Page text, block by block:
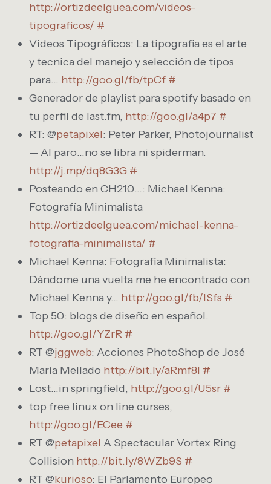
http://ortizdeelguea.com/videos-
tipograficos/ #
Videos Tipográficos: La tipografia es el arte
y tecnica del manejo y selección de tipos
para… http://goo.gl/fb/tpCf #
Generador de playlist para spotify basado en
tu perfil de last.fm, http://goo.gl/a4p7 #
RT: @petapixel: Peter Parker, Photojournalist
— Al paro…no se libra ni spiderman.
http://j.mp/dq8G3G #
Posteando en CH210…: Michael Kenna:
Fotografía Minimalista
http://ortizdeelguea.com/michael-kenna-
fotografia-minimalista/ #
Michael Kenna: Fotografía Minimalista:
Dándome una vuelta me he encontrado con
Michael Kenna y… http://goo.gl/fb/ISfs #
Top 50: blogs de diseño en español.
http://goo.gl/YZrR #
RT @jggweb: Acciones PhotoShop de José
María Mellado http://bit.ly/aRmf8l #
Lost…in springfield, http://goo.gl/U5sr #
top free linux on line curses,
http://goo.gl/ECee #
RT @petapixel A Spectacular Vortex Ring
Collision http://bit.ly/8WZb9S #
RT @kurioso: El Parlamento Europeo